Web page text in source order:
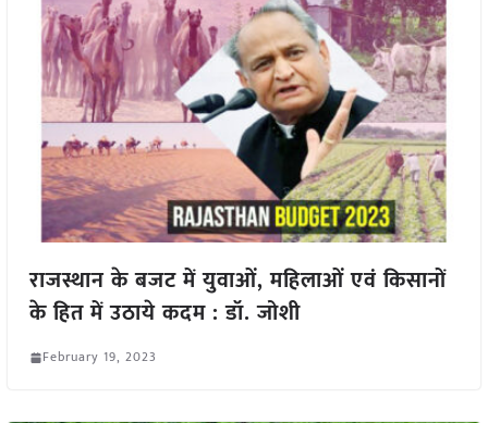
राजस्थान के बजट में युवाओं, महिलाओं एवं किसानों
के हित में उठाये कदम : डॉ. जोशी
February 19, 2023